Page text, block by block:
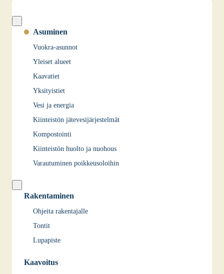
Asuminen
Vuokra-asunnot
Yleiset alueet
Kaavatiet
Yksityistiet
Vesi ja energia
Kiinteistön jätevesijärjestelmät
Kompostointi
Kiinteistön huolto ja nuohous
Varautuminen poikkeusoloihin
Rakentaminen
Ohjeita rakentajalle
Tontit
Lupapiste
Kaavoitus